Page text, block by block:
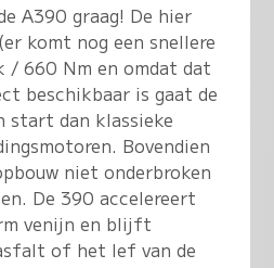
A390 graag! De hier
komt nog een snellere
/ 660 Nm en omdat dat
beschikbaar is gaat de
start dan klassieke
Bovendien
niet onderbroken
De 390 accelereert
venijn en blijft
of het lef van de